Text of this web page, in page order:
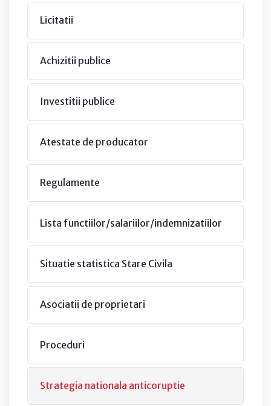
Licitatii
Achizitii publice
Investitii publice
Atestate de producator
Regulamente
Lista functiilor/salariilor/indemnizatiilor
Situatie statistica Stare Civila
Asociatii de proprietari
Proceduri
Strategia nationala anticoruptie